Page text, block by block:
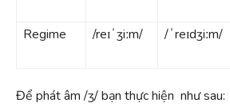
Regime /reɪˈʒiːm/ /ˈreɪdʒiːm/
Để phát âm /ʒ/ bạn thực hiện như sau: